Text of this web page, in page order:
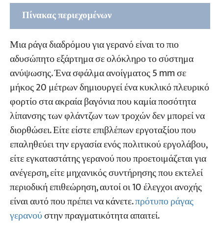
Πίνακας περιεχομένων
εγκατάστασης σιδηροτροχιάς εναέριας
γερανογέφυρας
Ανοχές εγκατάστασης σιδηροτροχιάς εναέριας
γερανογέφυρας - Προσδιορισμός βαθμού
Οι 10 έλεγχοι ανοχής (Βαθμός 2)
Έλεγχος 1 — Ανοχή εύρους ΔS
Έλεγχος 2 — Ευθύτητα σιδηροτροχιάς σε
οριζόντιο επίπεδο (πλήρες μήκος) B
Έλεγχος 3 — Ευθύτητα σιδηροτροχιάς σε
οριζόντιο επίπεδο (Δείγμα 2000 mm) b
Μια ράγα διαδρόμου για γερανό είναι το πιο
αδυσώπητο εξάρτημα σε ολόκληρο το σύστημα
ανύψωσης. Ένα σφάλμα ανοίγματος 5 mm σε
μήκος 20 μέτρων δημιουργεί ένα κυκλικό πλευρικό
φορτίο στα ακραία βαγόνια που καμία ποσότητα
λίπανσης των φλάντζων των τροχών δεν μπορεί να
διορθώσει. Είτε είστε επιβλέπων εργοταξίου που
επαληθεύει την εργασία ενός πολιτικού εργολάβου,
είτε εγκαταστάτης γερανού που προετοιμάζεται για
ανέγερση, είτε μηχανικός συντήρησης που εκτελεί
περιοδική επιθεώρηση, αυτοί οι 10 έλεγχοι ανοχής
είναι αυτό που πρέπει να κάνετε.πρότυπο ράγας
γερανούστην πραγματικότητα απαιτεί.